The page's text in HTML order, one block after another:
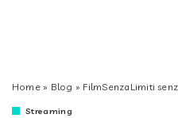
Home» Blog » FilmSenzaLimiti
Streaming